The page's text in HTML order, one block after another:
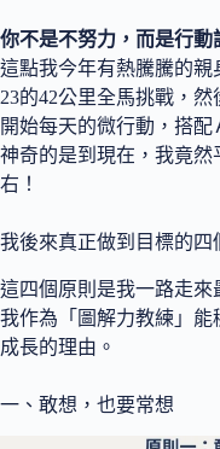
你不是不努力，而是行動
這點我今年有熱騰騰的親
23的42公里全馬挑戰，
開始每天的微行動，搭配
神奇的是到現在，我竟然
右！
我後來真正做到目標的四
這四個原則是我一路走
我作為「圖解力教練」
成長的理由。
一、敢想，也要常想